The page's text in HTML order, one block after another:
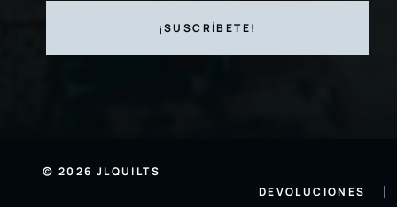
© 2026 JLQUILTS
DEVOLUCIONES